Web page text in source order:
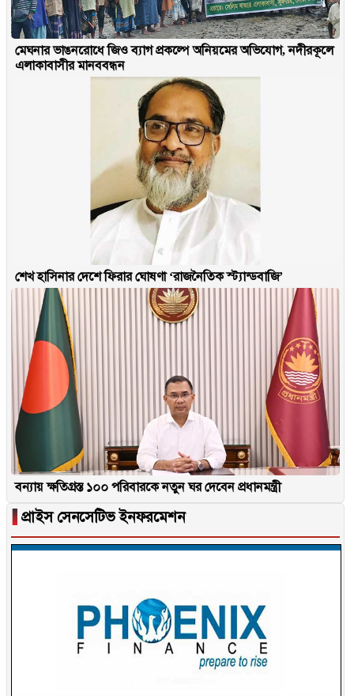
মেঘনার ভাঙনরোধে জিও ব্যাগ প্রকল্পে অনিয়মের অভিযোগ, নদীরকূলে
এলাকাবাসীর মানববন্ধন
শেখ হাসিনার দেশে ফিরার ঘোষণা ‘রাজনৈতিক স্ট্যান্ডবাজি’
বন্যায় ক্ষতিগ্রস্ত ১০০ পরিবারকে নতুন ঘর দেবেন প্রধানমন্ত্রী
▐ প্রাইস সেনসেটিভ ইনফরমেশন